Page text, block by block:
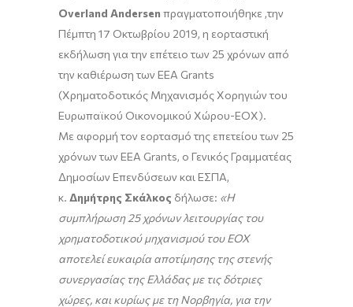
Overland Andersen πραγματοποιήθηκε ,την
Πέμπτη 17 Οκτωβρίου 2019, η εορταστική
εκδήλωση για την επέτειο των 25 χρόνων από
την καθιέρωση των EEA Grants
(Χρηματοδοτικός Μηχανισμός Χορηγιών του
Ευρωπαϊκού Οικονομικού Χώρου-ΕΟΧ).
Με αφορμή τον εορτασμό της επετείου των 25
χρόνων των EEA Grants, ο Γενικός Γραμματέας
Δημοσίων Επενδύσεων και ΕΣΠΑ,
κ. Δημήτρης Σκάλκος δήλωσε: «Η
συμπλήρωση 25 χρόνων λειτουργίας του
χρηματοδοτικού μηχανισμού του ΕΟΧ
αποτελεί ευκαιρία αποτίμησης της στενής
συνεργασίας της Ελλάδας με τις δότριες
χώρες, και κυρίως με τη Νορβηγία, για την